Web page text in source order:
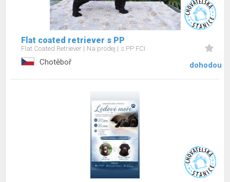
Flat coated retriever s PP
Flat Coated Retriever Na prodej s PP FCI
Chotěboř dohodou